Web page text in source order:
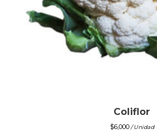
Coliflor
$6,000/ Unidad